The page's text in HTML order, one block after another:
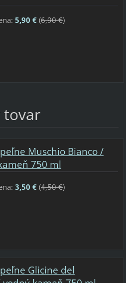
5,90 €(6,90 €)
tovar
Muschio Bianco /
750 ml
3,50 €(4,50 €)
Glicine del